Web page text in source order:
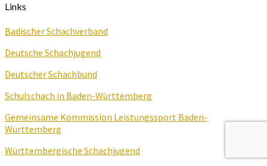
Links
Badischer Schachverband
Deutsche Schachjugend
Deutscher Schachbund
Schulschach in Baden-Württemberg
Gemeinsame Kommission Leistungssport Baden-
Württemberg
Württembergische Schachjugend